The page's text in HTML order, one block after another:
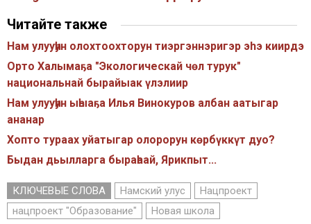
Читайте также
Нам улууһун олохтоохторун тиэргэннэригэр эhэ киирдэ
Орто Халымаҕа "Экологическай чөл турук"
национальнай бырайыак үлэлиир
Нам улууһун ыһыаҕа Илья Винокуров албан аатыгар
ананар
Хопто тураах уйатыгар олорорун көрбүккүт дуо?
Быдан дьылларга быраһаай, Ярикпыт...
КЛЮЧЕВЫЕ СЛОВА Намский улус
Нацпроект
нацпроект "Образование"
Новая школа